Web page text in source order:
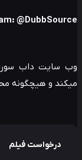
سایت داب سورس
و هیچگونه
درخواست فیلم